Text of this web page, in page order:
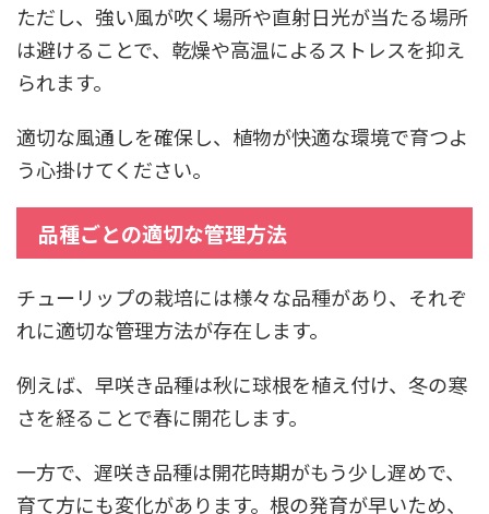
ただし、強い風が吹く場所や直射日光が当たる場所
は避けることで、乾燥や高温によるストレスを抑え
られます。
適切な風通しを確保し、植物が快適な環境で育つよ
う心掛けてください。
品種ごとの適切な管理方法
チューリップの栽培には様々な品種があり、それぞ
れに適切な管理方法が存在します。
例えば、早咲き品種は秋に球根を植え付け、冬の寒
さを経ることで春に開花します。
一方で、遅咲き品種は開花時期がもう少し遅めで、
育て方にも変化があります。根の発育が早いため、